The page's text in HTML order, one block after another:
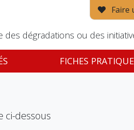
Faire
des dégradations ou des
FICHES
dessous